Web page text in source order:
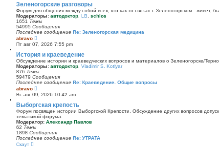
Зеленогорские разговоры
Форум для общения между собой всех, кто как-то связан с Зеленогорском - живет,
Модераторы: автодоктор LB
schlos
1651 Темы
54995 Сообщения
Последнее сообщение Re: Зеленогорская медицина
abravo
е
р
е
й
т
и
к
п
о
л
д
н
е
м
с
о
Пт авг 07, 2026 7:55 pm
История и краеведение
Обсуждение истории и краеведческих вопросов и материалов о Зеленогорске/
Модераторы: автодоктор Vladimir S. Kotlyar
876 Темы
59479 Сообщения
Последнее сообщение Re: Краеведение. Общие вопросы
abravo
е
р
е
й
т
и
к
о
с
Вс авг 09, 2026 10:42 am
Выборгская крепость
Форум посвящен истории Выборгской Крепости. Обсуждение других вопросов
тематикой форума.
Модератор: Александр Павлов
62 Темы
1898 Сообщения
Последнее сообщение Re: УТРАТА
Скаут